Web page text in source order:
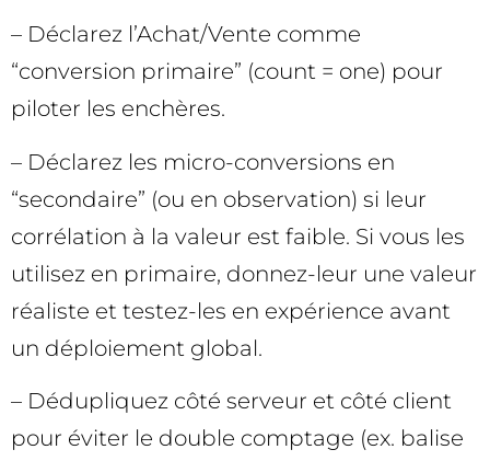
– Déclarez l’Achat/Vente comme
“conversion primaire” (count = one) pour
piloter les enchères.
– Déclarez les micro-conversions en
“secondaire” (ou en observation) si leur
corrélation à la valeur est faible. Si vous les
utilisez en primaire, donnez-leur une valeur
réaliste et testez-les en expérience avant
un déploiement global.
– Dédupliquez côté serveur et côté client
pour éviter le double comptage (ex. balise